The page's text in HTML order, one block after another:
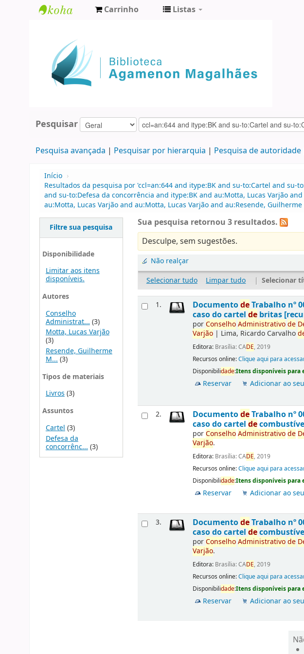
Agamenon
Magalhães
Carrinho Listas
Pesquisar
Pesquisa avançada Pesquisar por hierarquia Pesquisa de autoridade
Início ›
Resultados da pesquisa por 'ccl=an:644 and itype:BK and su-to:Cartel and
and su-to:Defesa da concorrência and itype:BK and au:Motta, Lucas Varjão
au:Motta, Lucas Varjão and au:Motta, Lucas Varjão and au:Resende,
Filtre sua pesquisa
Disponibilidade
Limitar aos itens
disponíveis.
Autores
Conselho
Administrat... (3)
Motta, Lucas Varjão
(3)
Resende, Guilherme
M... (3)
Tipos de materiais
Livros(3)
Assuntos
Cartel (3)
Defesa da
concorrênc... (3)
Sua pesquisa retornou 3 resultados.
Desculpe, sem sugestões.
Não realçar
Selecionar tudo
Limpar tudo | Selecionar
1. DocumentodeTrabalho nº
caso do cartelde britas
porConselhoAdministrativode
Varjão | Lima, Ricardo Carvalho
Editora: Brasília: CADE, 2019
Recursos online:Clique aqui para
Disponibilidade:Itens disponíveis para
Reservar Adicionar ao
2. DocumentodeTrabalho nº
caso do cartelde
porConselhoAdministrativode
Varjão.
Editora: Brasília: CADE, 2019
Recursos online:Clique aqui para
Disponibilidade:Itens disponíveis para
Reservar Adicionar ao
3. DocumentodeTrabalho nº
caso do cartelde
porConselhoAdministrativode
Varjão.
Editora: Brasília: CADE, 2019
Recursos online:Clique aqui para
Disponibilidade:Itens disponíveis para
Reservar Adicionar ao